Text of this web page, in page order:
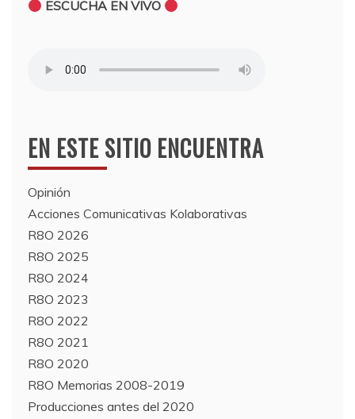
ESCUCHA EN VIVO
EN ESTE SITIO ENCUENTRA
Opinión
Acciones Comunicativas Kolaborativas
R8O 2026
R8O 2025
R8O 2024
R8O 2023
R8O 2022
R8O 2021
R8O 2020
R8O Memorias 2008-2019
Producciones antes del 2020